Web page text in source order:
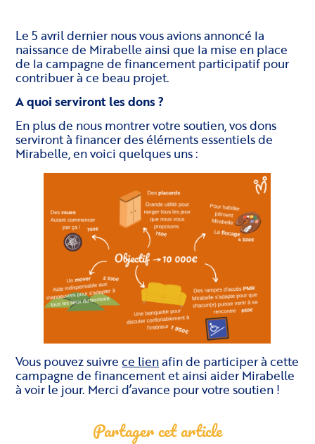
Le 5 avril dernier nous vous avions annoncé la
naissance de Mirabelle ainsi que la mise en place
de la campagne de financement participatif pour
contribuer à ce beau projet.
A quoi serviront les dons ?
En plus de nous montrer votre soutien, vos dons
serviront à financer des éléments essentiels de
Mirabelle, en voici quelques uns :
Vous pouvez suivrece lienafin de participer à cette
campagne de financement et ainsi aider Mirabelle
à voir le jour. Merci d’avance pour votre soutien !
Partager cet article